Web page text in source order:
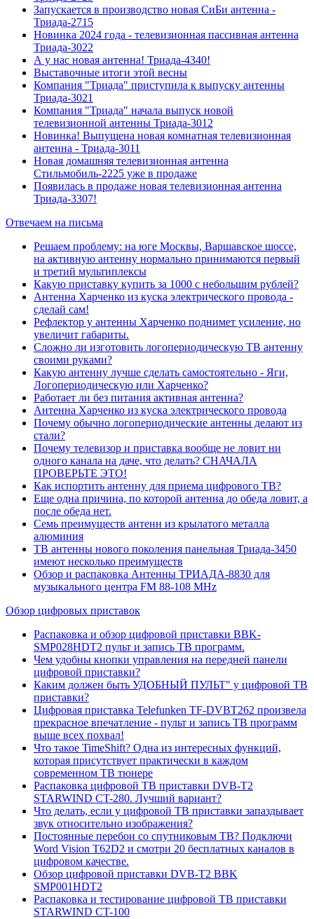
Запускается в производство новая СиБи антенна -
Триада-2715
Новинка 2024 года - телевизионная пассивная антенна
Триада-3022
А у нас новая антенна! Триада-4340!
Выставочные итоги этой весны
Компания "Триада" приступила к выпуску антенны
Триада-3021
Компания "Триада" начала выпуск новой
телевизионной антенны Триада-3012
Новинка! Выпущена новая комнатная телевизионная
антенна - Триада-3011
Новая домашняя телевизионная антенна
Стильмобиль-2225 уже в продаже
Появилась в продаже новая телевизионная антенна
Триада-3307!
Отвечаем на письма
Решаем проблему: на юге Москвы, Варшавское шоссе,
на активную антенну нормально принимаются первый
и третий мультиплексы
Какую приставку купить за 1000 с небольшим рублей?
Антенна Харченко из куска электрического провода -
сделай сам!
Рефлектор у антенны Харченко поднимет усиление, но
увеличит габариты.
Сложно ли изготовить логопериодическую ТВ антенну
своими руками?
Какую антенну лучше сделать самостоятельно - Яги,
Логопериодическую или Харченко?
Работает ли без питания активная антенна?
Антенна Харченко из куска электрического провода
Почему обычно логопериодические антенны делают из
стали?
Почему телевизор и приставка вообще не ловит ни
одного канала на даче, что делать? СНАЧАЛА
ПРОВЕРЬТЕ ЭТО!
Как испортить антенну для приема цифрового ТВ?
Еще одна причина, по которой антенна до обеда ловит, а
после обеда нет.
Семь преимуществ антенн из крылатого металла
алюминия
ТВ антенны нового поколения панельная Триада-3450
имеют несколько преимуществ
Обзор и распаковка Антенны ТРИАДА-8830 для
музыкального центра FM 88-108 MHz
Обзор цифровых приставок
Распаковка и обзор цифровой приставки BBK-
SMP028HDT2 пульт и запись ТВ программ.
Чем удобны кнопки управления на передней панели
цифровой приставки?
Каким должен быть УДОБНЫЙ ПУЛЬТ" у цифровой ТВ
приставки?
Цифровая приставка Telefunken TF-DVBT262 произвела
прекрасное впечатление - пульт и запись ТВ программ
выше всех похвал!
Что такое TimeShift? Одна из интересных функций,
которая присутствует практически в каждом
современном ТВ тюнере
Распаковка цифровой ТВ приставки DVB-T2
STARWIND CT-280. Лучший вариант?
Что делать, если у цифровой ТВ приставки запаздывает
звук относительно изображения?
Постоянные перебои со спутниковым ТВ? Подключи
Word Vision T62D2 и смотри 20 бесплатных каналов в
цифровом качестве.
Обзор цифровой приставки DVB-T2 BBK
SMP001HDT2
Распаковка и тестирование цифровой ТВ приставки
STARWIND CT-100